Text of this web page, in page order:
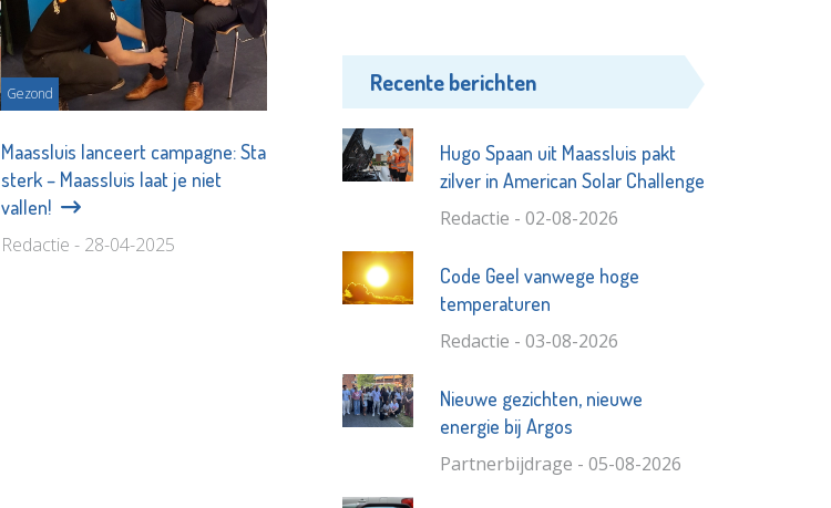
Gezond
Maassluis lanceert campagne: Sta
sterk – Maassluis laat je niet
vallen!
Redactie - 28-04-2025
Recente berichten
Hugo Spaan uit Maassluis pakt
zilver in American Solar Challenge
Redactie - 02-08-2026
Code Geel vanwege hoge
temperaturen
Redactie - 03-08-2026
Nieuwe gezichten, nieuwe
energie bij Argos
Partnerbijdrage - 05-08-2026